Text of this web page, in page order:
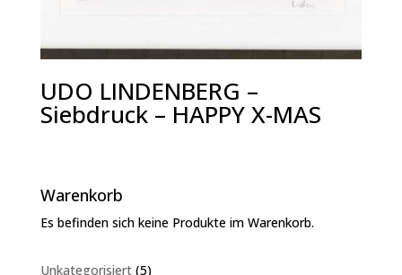
UDO LINDENBERG –
Siebdruck – HAPPY X-MAS
Warenkorb
Es befinden sich keine Produkte im Warenkorb.
Unkategorisiert 55